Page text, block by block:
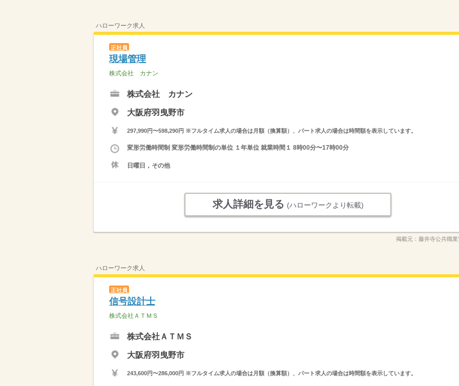
ハローワーク求人
正社員
現場管理
株式会社 カナン
株式会社 カナン
大阪府羽曳野市
297,990円〜598,290円 ※フルタイム求人の場合は月額（換算額）、パート求人の場合は時間額を表示しています。
変形労働時間制 変形労働時間制の単位 １年単位 就業時間１ 8時00分〜17時00分
日曜日，その他
求人詳細を見る (ハローワークより転載)
掲載元： 藤井寺公共職
ハローワーク求人
正社員
信号設計士
株式会社ＡＴＭＳ
株式会社ＡＴＭＳ
大阪府羽曳野市
243,600円〜286,000円 ※フルタイム求人の場合は月額（換算額）、パート求人の場合は時間額を表示しています。